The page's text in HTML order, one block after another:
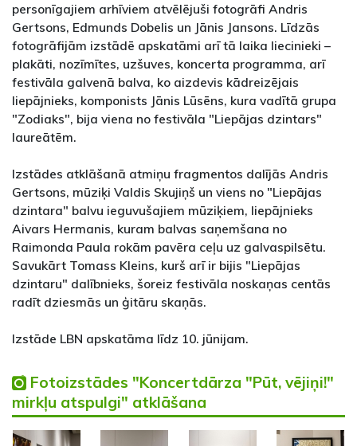
personīgajiem arhīviem atvēlējuši fotogrāfi Andris
Gertsons, Edmunds Dobelis un Jānis Jansons. Līdzās
fotogrāfijām izstādē apskatāmi arī tā laika liecinieki –
plakāti, nozīmītes, uzšuves, koncerta programma, arī
festivāla galvenā balva, ko aizdevis kādreizējais
liepājnieks, komponists Jānis Lūsēns, kura vadītā grupa
"Zodiaks", bija viena no festivāla "Liepājas dzintars"
laureātēm.
Izstādes atklāšanā atmiņu fragmentos dalījās Andris
Gertsons, mūziķi Valdis Skujiņš un viens no "Liepājas
dzintara" balvu ieguvušajiem mūziķiem, liepājnieks
Aivars Hermanis, kuram balvas saņemšana no
Raimonda Paula rokām pavēra ceļu uz galvaspilsētu.
Savukārt Tomass Kleins, kurš arī ir bijis "Liepājas
dzintaru" dalībnieks, šoreiz festivāla noskaņas centās
radīt dziesmās un ģitāru skaņās.
Izstāde LBN apskatāma līdz 10. jūnijam.
Fotoizstādes "Koncertdārza "Pūt, vējiņi!"
mirkļu atspulgi" atklāšana